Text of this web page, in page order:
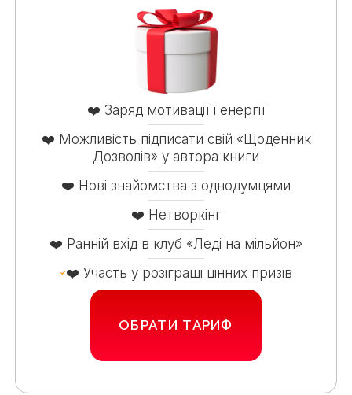
❤️ Заряд мотивації і енергії
❤️ Можливість підписати свій «Щоденник
Дозволів» у автора книги
❤️ Нові знайомства з однодумцями
❤️ Нетворкінг
❤️ Ранній вхід в клуб «Леді на мільйон»
❤️ Участь у розіграші цінних призів
ОБРАТИ ТАРИФ